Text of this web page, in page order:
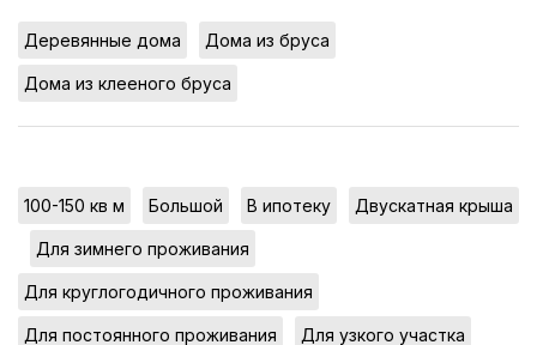
Деревянные дома Дома из бруса
Дома из клееного бруса
100-150 кв м Большой В ипотеку Двускатная крыша
Для зимнего проживания
Для круглогодичного проживания
Для постоянного проживания Для узкого участка